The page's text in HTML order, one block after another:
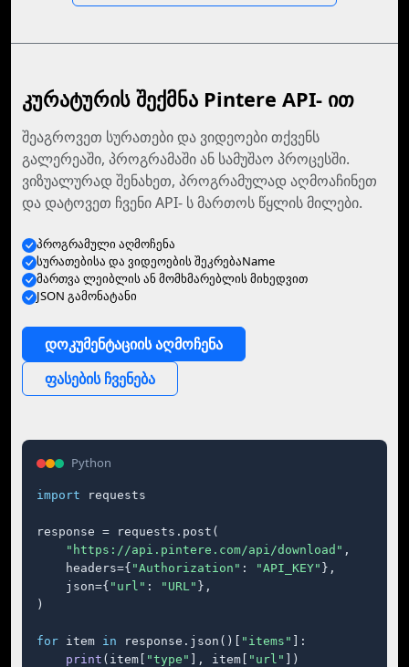
კურატურის შექმნა Pintere API- ით
შეაგროვეთ სურათები და ვიდეოები თქვენს
გალერეაში, პროგრამაში ან სამუშაო პროცესში.
ვიზუალურად შენახეთ, პროგრამულად აღმოაჩინეთ
და დატოვეთ ჩვენი API- ს მართოს წყლის მილები.
პროგრამული აღმოჩენა
სურათებისა და ვიდეოების შეკრებაName
მართვა ლეიბლის ან მომხმარებლის მიხედვით
JSON გამონატანი
დოკუმენტაციის აღმოჩენა
ფასების ჩვენება
Python
import requests
response = requests.post(
"https://api.pintere.com/api/download" ,
    headers={
"Authorization" : "API_KEY" },
    json={
"url" : "URL" },
)
for item in response.json()[ "items"
]:
print (item[ "type" ], item[ "url" ])